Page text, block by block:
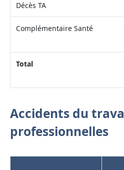
Décès TA
Complémentaire Santé
Total
Accidents du
professionnelles